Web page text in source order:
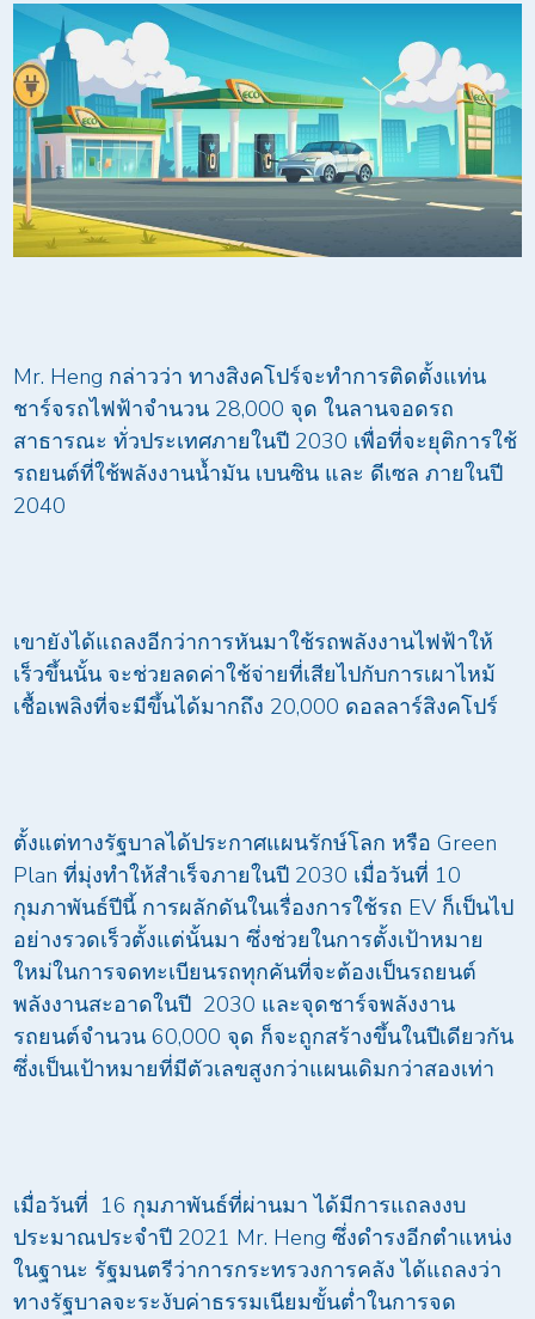
Mr. Heng กล่าวว่า ทางสิงคโปร์จะทำการติดตั้งแท่น
ชาร์จรถไฟฟ้าจำนวน 28,000 จุด ในลานจอดรถ
สาธารณะ ทั่วประเทศภายในปี 2030 เพื่อที่จะยุติการใช้
รถยนต์ที่ใช้พลังงานน้ำมัน เบนซิน และ ดีเซล ภายในปี
2040
เขายังได้แถลงอีกว่าการหันมาใช้รถพลังงานไฟฟ้าให้
เร็วขึ้นนั้น จะช่วยลดค่าใช้จ่ายที่เสียไปกับการเผาไหม้
เชื้อเพลิงที่จะมีขึ้นได้มากถึง 20,000 ดอลลาร์สิงคโปร์
ตั้งแต่ทางรัฐบาลได้ประกาศแผนรักษ์โลก หรือ Green
Plan ที่มุ่งทำให้สำเร็จภายในปี 2030 เมื่อวันที่ 10
กุมภาพันธ์ปีนี้ การผลักดันในเรื่องการใช้รถ EV ก็เป็นไป
อย่างรวดเร็วตั้งแต่นั้นมา ซึ่งช่วยในการตั้งเป้าหมาย
ใหม่ในการจดทะเบียนรถทุกคันที่จะต้องเป็นรถยนต์
พลังงานสะอาดในปี 2030 และจุดชาร์จพลังงาน
รถยนต์จำนวน 60,000 จุด ก็จะถูกสร้างขึ้นในปีเดียวกัน
ซึ่งเป็นเป้าหมายที่มีตัวเลขสูงกว่าแผนเดิมกว่าสองเท่า
เมื่อวันที่ 16 กุมภาพันธ์ที่ผ่านมา ได้มีการแถลงงบ
ประมาณประจำปี 2021 Mr. Heng ซึ่งดำรงอีกตำแหน่ง
ในฐานะ รัฐมนตรีว่าการกระทรวงการคลัง ได้แถลงว่า
ทางรัฐบาลจะระงับค่าธรรมเนียมขั้นต่ำในการจด